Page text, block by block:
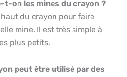
t-on les mines du crayon ?
du crayon pour faire
mine. Il est très simple à
plus petits.
peut être utilisé par des